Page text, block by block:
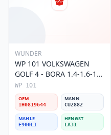
WUNDER
WP 101 VOLKSWAGEN
GOLF 4 - BORA 1.4-1.6-1.8
POLO III 1H0 819 644
Polen Filtresi
WP 101
OEM
1H0819644
MANN
CU2882
MAHLE
E900LI
HENGST
LA31